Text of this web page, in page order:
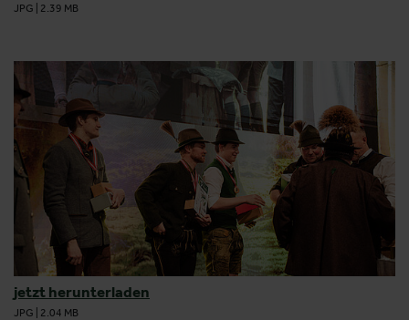
JPG 2.39 MB
jetzt herunterladen
JPG 2.04 MB